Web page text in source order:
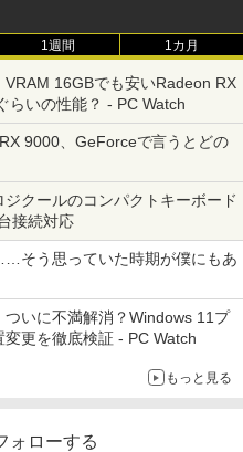
1週間 1カ月
VRAM 16GBでも安いRadeon RX
らいの性能？ - PC Watch
9000、GeForceで言うとどの
ジクールのコンパクトキーボード
接続対応
そう思っていた時期が僕にもあ
ついに不満解消？Windows 11プ
更を徹底検証 - PC Watch
もっと見る
ォローする